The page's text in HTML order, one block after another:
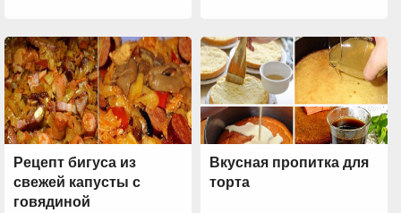
Рецепт бигуса из
свежей капусты с
говядиной
Вкусная пропитка для
торта